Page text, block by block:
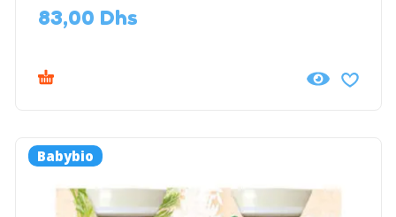
83,00 Dhs
Babybio